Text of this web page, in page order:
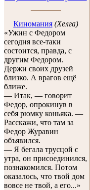
Киномания (Хелга)
«Ужин с Федором
сегодня все-таки
состоится, правда, с
другим Федором.
Держи своих друзей
близко. А врагов ещё
ближе.
— Итак, — говорит
Федор, опрокинув в
себя рюмку коньяка. —
Расскажи, что там за
Федор Журавин
объявился.
— Я бегала трусцой с
утра, он присоединился,
познакомился. Потом
оказалось, что твой дом
вовсе не твой, а его...»